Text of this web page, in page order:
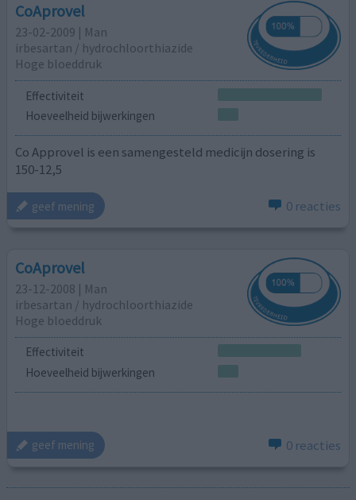
CoAprovel
23-02-2009 | Man
irbesartan / hydrochloorthiazide
Hoge bloeddruk
Effectiviteit
Hoeveelheid bijwerkingen
Co Approvel is een samengesteld medicijn dosering is
150-12,5
geef mening 0 reacties
CoAprovel
23-12-2008 | Man
irbesartan / hydrochloorthiazide
Hoge bloeddruk
Effectiviteit
Hoeveelheid bijwerkingen
geef mening 0 reacties